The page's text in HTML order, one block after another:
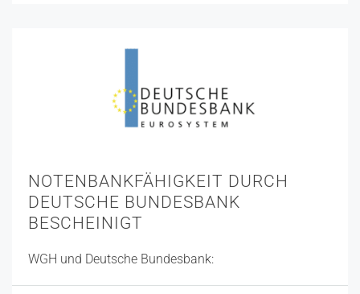
NOTENBANKFÄHIGKEIT DURCH
DEUTSCHE BUNDESBANK
BESCHEINIGT
WGH und Deutsche Bundesbank: